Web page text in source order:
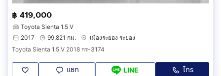
฿ 419,000
Toyota Sienta 1.5 V
2017
99,821 กม.
เมืองระยอง ระยอง
Toyota Sienta 1.5 V 2018 กร-3174
แชท LINE โทร